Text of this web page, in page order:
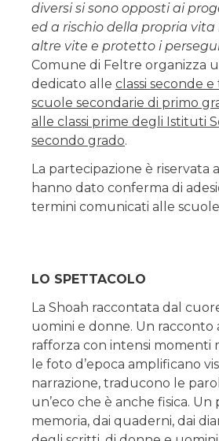
diversi si sono opposti ai
ed a rischio della propria
altre vite e protetto i
Comune di Feltre organizza
dedicato alle classi seconde
scuole secondarie di primo
alle classi prime degli Istituti
secondo grado.
La partecipazione è riservata
hanno dato conferma di
termini comunicati alle
LO SPETTACOLO
La Shoah raccontata dal
uomini e donne. Un racconto
rafforza con intensi momenti
le foto d’epoca amplificano
narrazione, traducono le
un’eco che è anche fisica.
memoria, dai quaderni, dai